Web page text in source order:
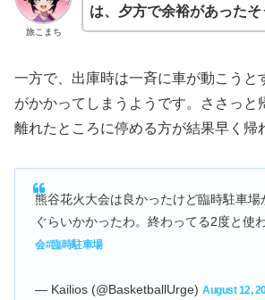
旅こまち
は、夕方で余裕があったそ
一方で、出庫時は一斉に車が動こうと
がかかってしまうようです。ささっと
離れたところに停める方が結果早く帰
熊谷花火大会は良かったけど臨時駐車
ぐらいかかったわ。終わってる2度と使わ
会#臨時駐車場
— Kailios (@BasketballUrge) August 12,